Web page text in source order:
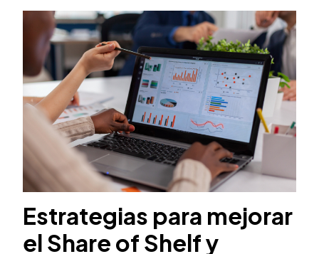
Estrategias para mejorar
el Share of Shelf y